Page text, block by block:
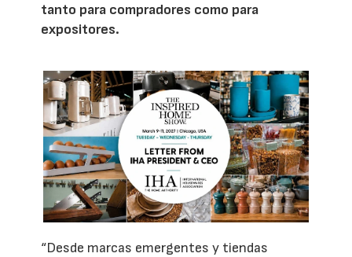
tanto para compradores como para
expositores.
“Desde marcas emergentes y tiendas